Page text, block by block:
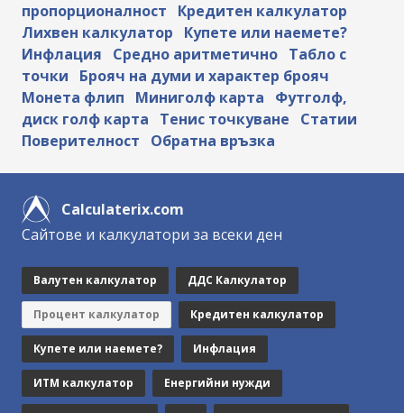
пропорционалност
Кредитен калкулатор
Лихвен калкулатор
Купете или наемете?
Инфлация
Средно аритметично Табло с
точки
Брояч на думи и характер брояч
Монета флип
Миниголф карта
Футголф,
диск голф карта
Тенис точкуване
Статии
Поверителност
Обратна връзка
Calculaterix.com
Сайтове и калкулатори за всеки ден
Валутен калкулатор ДДС Калкулатор
Процент калкулатор Кредитен калкулатор
Купете или наемете? Инфлация
ИТМ калкулатор Енергийни нужди